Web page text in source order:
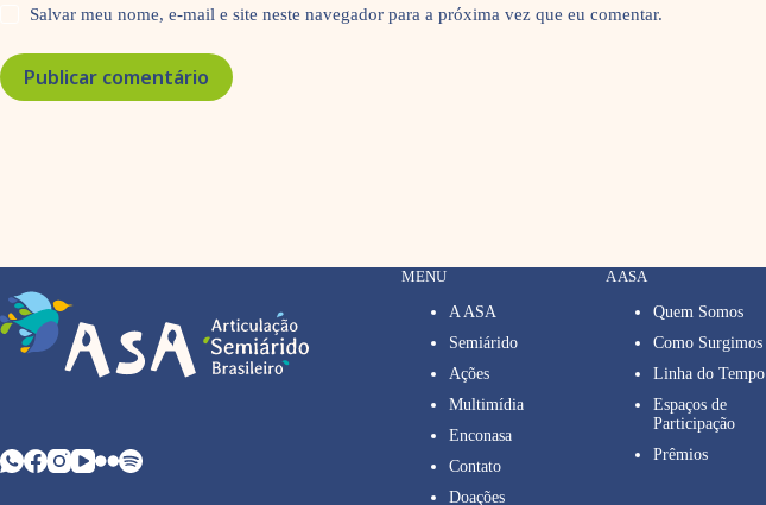
Salvar meu nome, e-mail e site neste navegador para a próxima vez que eu comentar.
Publicar comentário
MENU
A ASA
Semiárido
Ações
Multimídia
Enconasa
Contato
Doações
A ASA
Quem Somos
Como Surgimos
Linha do Tempo
Espaços de
Participação
Prêmios